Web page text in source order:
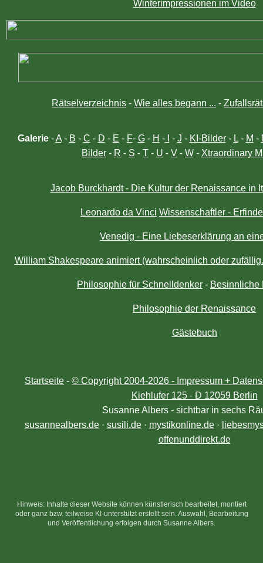
Winterimpressionen im Video
Rätselverzeichnis - Wie alles begann ... -
Galerie-A- B - C - D - E - F- G- H -I - J - KI-Bilder- L- M -
Bilder - R - S - T - U - V - W - Xtraordinary
Jacob Burckhardt - Die Kultur der Renaissance in
Leonardo da Vinci Wissenschaftler -
Venedig - Eine Liebeserklärung an
William Shakespeare animiert (wahrscheinlich oder
Philosophie für Schnelldenker - Besinnliche
Philosophie der Renaissance
Gästebuch
Startseite - © Copyright 2004-2026 - Impressum +
Kiehlufer 125 - D 12059 Berlin
Susanne Albers - sichtbar in sechs
susannealbers.de· susili.de· mystikonline.de·
offenunddirekt.de
Hinweis: Inhalte dieser Website können künstlerisch bearbeitet, montiert
oder ganz bzw. teilweise KI-unterstützt erstellt sein. Auswahl, Bearbeitung
und Veröffentlichung erfolgen durch Susanne Albers.